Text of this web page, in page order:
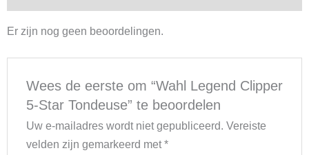
Er zijn nog geen beoordelingen.
Wees de eerste om “Wahl Legend Clipper
5-Star Tondeuse” te beoordelen
Uw e-mailadres wordt niet gepubliceerd. Vereiste
velden zijn gemarkeerd met*